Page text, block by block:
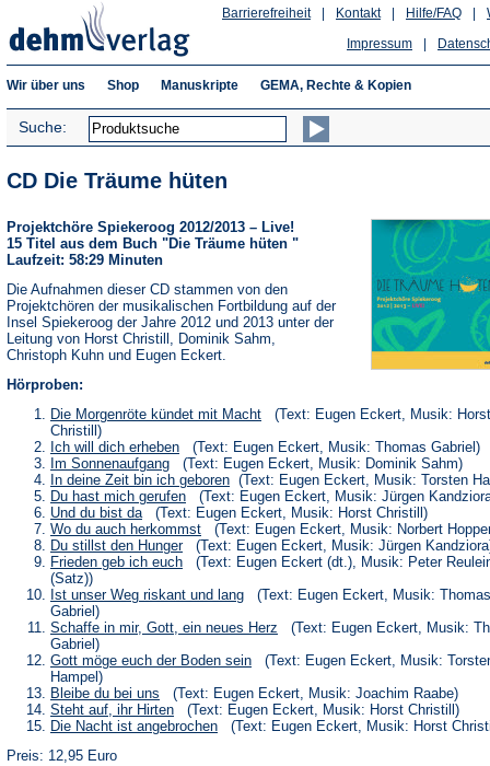
Hilfe/FAQ
Kontakt
Barrierefreiheit
Impressum
Wir über uns Shop Manuskripte GEMA, Rechte & Kopien
Suche:
CD Die Träume hüten
Projektchöre Spiekeroog 2012/2013 – Live!
15 Titel aus dem Buch "Die Träume hüten "
Laufzeit: 58:29 Minuten
Die Aufnahmen dieser CD stammen von den
Projektchören der musikalischen Fortbildung auf der
Insel Spiekeroog der Jahre 2012 und 2013 unter der
Leitung von Horst Christill, Dominik Sahm,
Christoph Kuhn und Eugen Eckert.
Hörproben:
Die Morgenröte kündet mit Macht(Öffnet
einem
neuen
Tab)
(Text: Eugen Eckert, Musik: Horst
Christill)
Ich will dich erheben(Öffnet
in
einem
neuen
Tab)
(Text: Eugen Eckert, Musik: Thomas Gabriel)
Im Sonnenaufgang(Öffnet
in
einem
neuen
Tab)
(Text: Eugen Eckert, Musik: Dominik Sahm)
In deine Zeit bin ich geboren(Öffnet
in
einem
neuen
Tab)
(Text: Eugen Eckert, Musik: Torsten
Du hast mich gerufen(Öffnet
in
einem
neuen
Tab)
(Text: Eugen Eckert, Musik: Jürgen
Und du bist da(Öffnet
in
einem
neuen
Tab)
(Text: Eugen Eckert, Musik: Horst Christill)
Wo du auch herkommst(Öffnet
in
einem
Tab)
(Text: Eugen Eckert, Musik: Norbert
Du stillst den Hunger(Öffnet
in
einem
neuen
Tab)
(Text: Eugen Eckert, Musik: Jürgen
Frieden geb ich euch(Öffnet
einem
neuen
Tab)
(Text: Eugen Eckert (dt.), Musik: Peter
(Satz))
Ist unser Weg riskant und lang(Öffnet
einem
neuen
Tab)
(Text: Eugen Eckert, Musik: Thomas
Gabriel)
Schaffe in mir, Gott, ein neues Herz (Öffnet
einem
Tab)
(Text: Eugen Eckert, Musik:
Gabriel)
Gott möge euch der Boden sein(Öffnet
einem
neuen
Tab)
(Text: Eugen Eckert, Musik:
Hampel)
Bleibe du bei uns (Öffnet
in
einem
neuen
(Text: Eugen Eckert, Musik: Joachim Raabe)
Steht auf, ihr Hirten(Öffnet
in
(Text: Eugen Eckert, Musik: Horst Christill)
Die Nacht ist angebrochen(Öffnet
(Text: Eugen Eckert, Musik: Horst
Preis: 12,95 Euro